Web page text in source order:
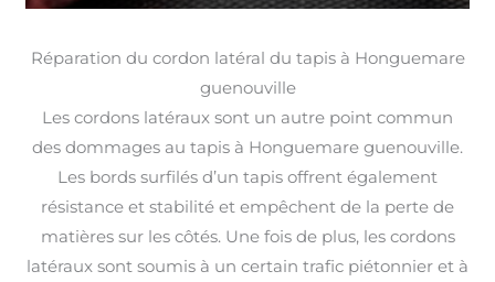
Réparation du cordon latéral du tapis à Honguemare
guenouville
Les cordons latéraux sont un autre point commun
des dommages au tapis à Honguemare guenouville.
Les bords surfilés d’un tapis offrent également
résistance et stabilité et empêchent de la perte de
matières sur les côtés. Une fois de plus, les cordons
latéraux sont soumis à un certain trafic piétonnier et à